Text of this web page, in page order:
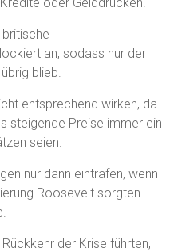
an, sodass nur der
blieb.
entsprechend wirken, da
steigende Preise immer ein
seien.
nur dann einträfen, wenn
Roosevelt sorgten
der Krise führten,